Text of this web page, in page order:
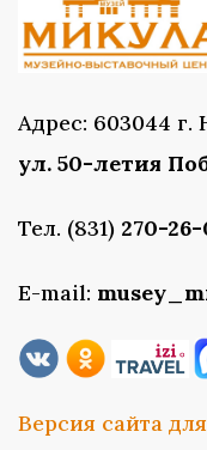
Адрес: 603044
ул. 50-летия
Тел. (831) 270-26-
E-mail:
Версия сайта